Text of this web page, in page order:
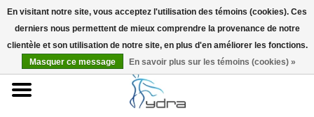
EUR
Accueil
En visitant notre site, vous acceptez l'utilisation des témoins (cookies). Ces
derniers nous permettent de mieux comprendre la provenance de notre
clientèle et son utilisation de notre site, en plus d'en améliorer les fonctions.
Masquer ce message
En savoir plus sur les témoins (cookies) »